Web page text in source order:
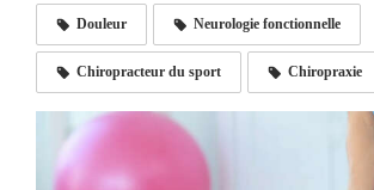
Douleur Neurologie fonctionnelle
Chiropracteur du sport Chiropraxie